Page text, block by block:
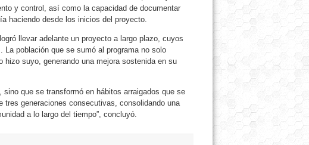
y control, así como la capacidad de documentar
haciendo desde los inicios del proyecto.
llevar adelante un proyecto a largo plazo, cuyos
población que se sumó al programa no solo
suyo, generando una mejora sostenida en su
que se transformó en hábitos arraigados que se
tres generaciones consecutivas, consolidando una
a lo largo del tiempo”, concluyó.